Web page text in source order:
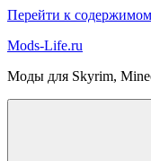
Перейти к
Mods-Life.ru
Моды для Skyrim,